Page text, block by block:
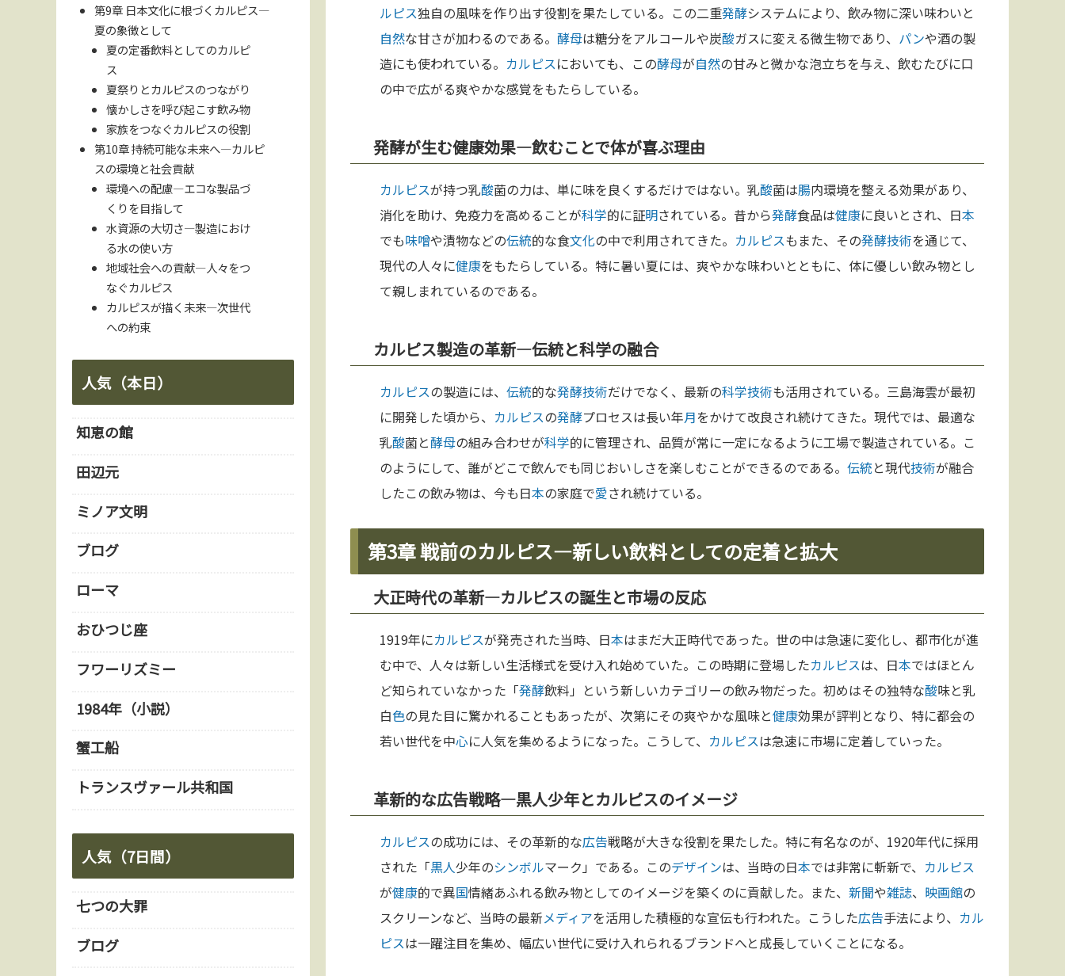
ルピス独自の風味を作り出す役割を果たしている。この二重発酵システムにより、飲み物に深い味わいと
自然な甘さが加わるのである。 酵母は糖分をアルコールや炭酸ガスに変える微生物であり、 パンや酒の製
造にも使われている。 カルピスにおいても、この酵母が自然の甘みと微かな泡立ちを与え、飲むたびに口
の中で広がる爽やかな感覚をもたらしている。
発酵が生む健康効果—飲むことで体が喜ぶ理由
カルピスが持つ乳酸菌の力は、単に味を良くするだけではない。乳酸菌は腸内環境を整える効果があり、
消化を助け、免疫力を高めることが科学的に証明されている。昔から発酵食品は健康に良いとされ、日本
でも味噌や漬物などの伝統的な食文化の中で利用されてきた。 カルピスもまた、その発酵技術を通じて、
現代の人々に健康をもたらしている。特に暑い夏には、爽やかな味わいとともに、体に優しい飲み物とし
て親しまれているのである。
カルピス製造の革新—伝統と科学の融合
カルピスの製造には、 伝統的な発酵技術だけでなく、最新の科学技術も活用されている。三島海雲が最初
に開発した頃から、 カルピスの発酵プロセスは長い年月をかけて改良され続けてきた。現代では、最適な
乳酸菌と酵母の組み合わせが科学的に管理され、品質が常に一定になるように工場で製造されている。こ
のようにして、誰がどこで飲んでも同じおいしさを楽しむことができるのである。 伝統と現代技術が融合
したこの飲み物は、今も日本の家庭で愛され続けている。
第3章 戦前のカルピス—新しい飲料としての定着と拡大
大正時代の革新—カルピスの誕生と市場の反応
1919年にカルピスが発売された当時、日本はまだ大正時代であった。世の中は急速に変化し、都市化が進
む中で、人々は新しい生活様式を受け入れ始めていた。この時期に登場したカルピスは、日本ではほとん
ど知られていなかった「発酵飲料」という新しいカテゴリーの飲み物だった。初めはその独特な酸味と乳
白色の見た目に驚かれることもあったが、次第にその爽やかな風味と健康効果が評判となり、特に都会の
若い世代を中心に人気を集めるようになった。こうして、 カルピスは急速に市場に定着していった。
革新的な広告戦略—黒人少年とカルピスのイメージ
カルピスの成功には、その革新的な広告戦略が大きな役割を果たした。特に有名なのが、1920年代に採用
された「黒人少年のシンボルマーク」である。このデザインは、当時の日本では非常に斬新で、 カルピス
が健康的で異国情緒あふれる飲み物としてのイメージを築くのに貢献した。また、 新聞や雑誌、 映画館の
スクリーンなど、当時の最新メディアを活用した積極的な宣伝も行われた。こうした広告手法により、 カル
ピスは一躍注目を集め、幅広い世代に受け入れられるブランドへと成長していくことになる。
第9章 日本文化に根づくカルピス—
夏の象徴として
夏の定番飲料としてのカルピ
ス
夏祭りとカルピスのつながり
懐かしさを呼び起こす飲み物
家族をつなぐカルピスの役割
第10章 持続可能な未来へ—カルピ
スの環境と社会貢献
環境への配慮—エコな製品づ
くりを目指して
水資源の大切さ—製造におけ
る水の使い方
地域社会への貢献—人々をつ
なぐカルピス
カルピスが描く未来—次世代
への約束
人気（本日）
知恵の館
田辺元
ミノア文明
ブログ
ローマ
おひつじ座
フワーリズミー
1984年（小説）
蟹工船
トランスヴァール共和国
人気（7日間）
七つの大罪
ブログ